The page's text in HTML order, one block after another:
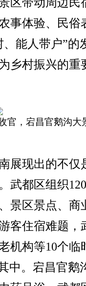
事体验、民俗
能人带户”的
乡村振兴的重
官，宕昌官鹅沟大
现出的不仅
武都区组织
景区景点、商
客住宿难题，
机构等10个临
中。宕昌官鹅